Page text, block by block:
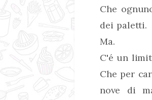
Che
dei paletti.
Ma.
C'é un
Che per
nove di